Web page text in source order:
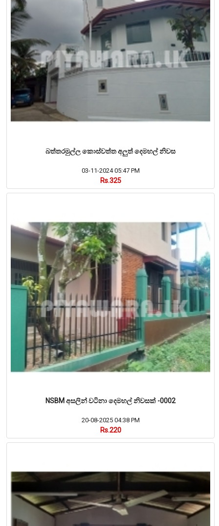
බත්තරමුල්ල කොස්වත්ත අලුත් දෙමහල් නිවස
03-11-2024 05:47 PM
Rs.325
NSBM අසලින් වටිනා දෙමහල් නිවසක් -0002
20-08-2025 04:38 PM
Rs.220